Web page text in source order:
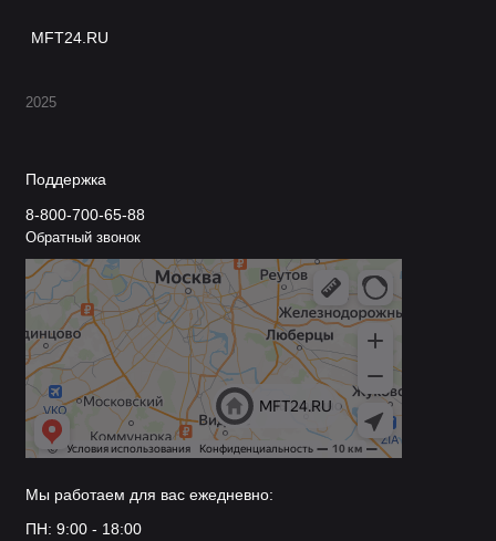
MFT24.RU
2025
Поддержка
8-800-700-65-88
Обратный звонок
Мы работаем для вас ежедневно:
ПН: 9:00 - 18:00